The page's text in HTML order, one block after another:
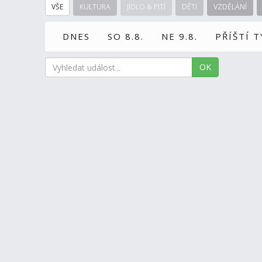
VŠE KULTURA JÍDLO & PITÍ DĚTI VZDĚLÁNÍ
DNES SO 8.8. NE 9.8. PŘÍŠTÍ
OK